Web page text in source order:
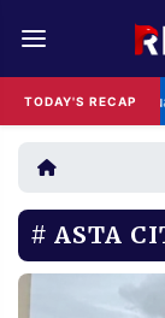
TODAY'S RECAP
Indeks Kepuasan
REDAKSI
RESOLUSI
RUBRIKASI
EDITORIAL
ASTA